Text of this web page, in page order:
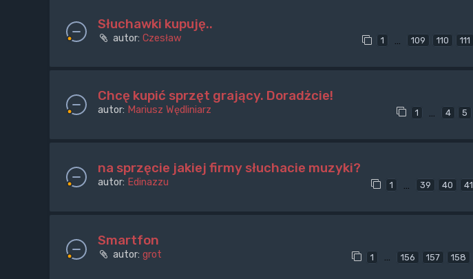
Słuchawki kupuję..
autor: Czesław 1 … 109 110 111
Chcę kupić sprzęt grający. Doradżcie!
autor: Mariusz Wędliniarz 1 … 4 5
na sprzęcie jakiej firmy słuchacie muzyki?
autor: Edinazzu 1 39 40 41
Smartfon
autor: grot 1 … 156 157 158